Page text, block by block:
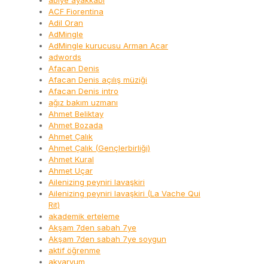
ACF Fiorentina
Adil Oran
AdMingle
AdMingle kurucusu Arman Acar
adwords
Afacan Denis
Afacan Denis açılış müziği
Afacan Denis intro
ağız bakım uzmanı
Ahmet Beliktay
Ahmet Bozada
Ahmet Çalık
Ahmet Çalık (Gençlerbirliği)
Ahmet Kural
Ahmet Uçar
Ailenizing peyniri lavaşkiri
Ailenizing peyniri lavaşkiri (La Vache Qui
Rit)
akademik erteleme
Akşam 7den sabah 7ye
Akşam 7den sabah 7ye soygun
aktif öğrenme
akvaryum